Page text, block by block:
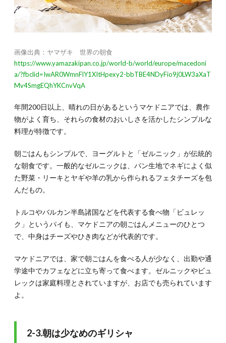
画像出典：ヤマザキ 世界の朝食
https://www.yamazakipan.co.jp/world-b/world/europe/macedoni
a/?fbclid=IwAR0WmnFlY1XItHpexy2-bbTBE4NDyFio9j0LW3aXaT
Mv4SmgEQhYKCnvVqA
年間200日以上、晴れの日があるというマケドニアでは、農作
物がよく育ち、それらの食材のおいしさを活かしたシンプルな
料理が特徴です。
朝ごはんもシンプルで、ヨーグルトと「ゼルニック」が伝統的
な朝食です。一般的なゼルニックは、パン生地でネギによく似
た野菜・リーキとヤギや羊の乳から作られるフェタチーズを包
んだもの。
トルコやバルカン半島諸国などを代表する食べ物「ビュレッ
ク」というパイも、マケドニアの朝ごはんメニューのひとつ
で、中身はチーズやひき肉などが代表的です。
マケドニアでは、家で朝ごはんを食べる人が少なく、出勤や通
学途中でカフェなどに立ち寄って食べます。ゼルニックやビュ
レックは家庭料理とされていますが、お店でも売られています
よ。
2-3.朝は少なめのギリシャ